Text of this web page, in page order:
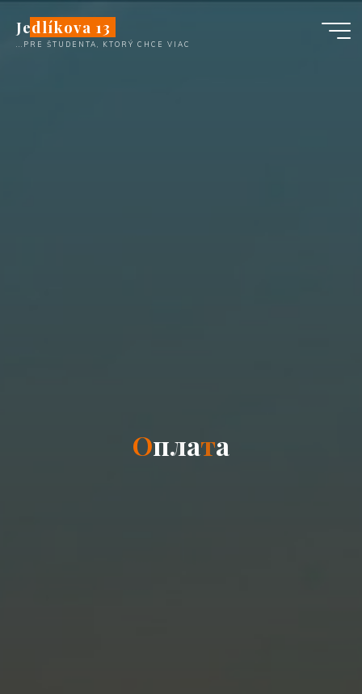
содержимому
Jedlíkova 13
...PRE ŠTUDENTA, KTORÝ CHCE VIAC
Оплата